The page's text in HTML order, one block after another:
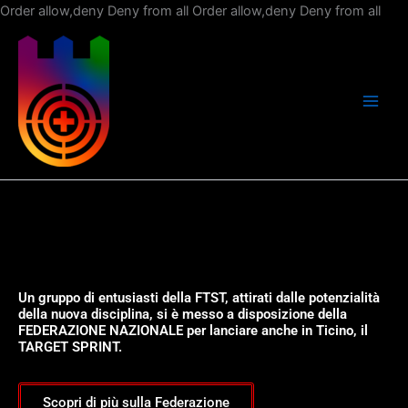
Order allow,deny Deny from all Order allow,deny Deny from allVai
Un gruppo di entusiasti della FTST, attirati dalle potenzialità
della nuova disciplina, si è messo a disposizione della
FEDERAZIONE NAZIONALE per lanciare anche in Ticino, il
TARGET SPRINT.
Scopri di più sulla Federazione